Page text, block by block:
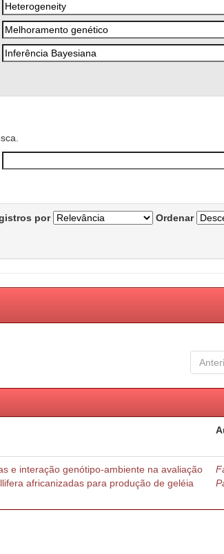
por
Ordenar
e interação genótipo-ambiente na avaliação
africanizadas para produção de geléia